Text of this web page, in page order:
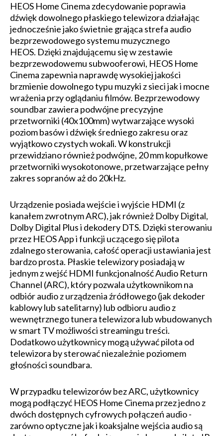
HEOS Home Cinema zdecydowanie poprawia
dźwięk dowolnego płaskiego telewizora działając
jednocześnie jako świetnie grająca strefa audio
bezprzewodowego systemu muzycznego
HEOS. Dzięki znajdującemu się w zestawie
bezprzewodowemu subwooferowi, HEOS Home
Cinema zapewnia naprawdę wysokiej jakości
brzmienie dowolnego typu muzyki z sieci jak i mocne
wrażenia przy oglądaniu filmów. Bezprzewodowy
soundbar zawiera podwójne precyzyjne
przetworniki (40x100mm) wytwarzające wysoki
poziom basów i dźwięk średniego zakresu oraz
wyjątkowo czystych wokali. W konstrukcji
przewidziano również podwójne, 20 mm kopułkowe
przetworniki wysokotonowe, przetwarzające pełny
zakres sopranów aż do 20kHz.
Urządzenie posiada wejście i wyjście HDMI (z
kanałem zwrotnym ARC), jak również Dolby Digital,
Dolby Digital Plus i dekodery DTS. Dzięki sterowaniu
przez HEOS App i funkcji uczącego się pilota
zdalnego sterowania, całość operacji ustawiania jest
bardzo prosta. Płaskie telewizory posiadają w
jednym z wejść HDMI funkcjonalność Audio Return
Channel (ARC), który pozwala użytkownikom na
odbiór audio z urządzenia źródłowego (jak dekoder
kablowy lub satelitarny) lub odbioru audio z
wewnętrznego tunera telewizora lub wbudowanych
w smart TV możliwości streamingu treści.
Dodatkowo użytkownicy mogą używać pilota od
telewizora by sterować niezależnie poziomem
głośności soundbara.
W przypadku telewizorów bez ARC, użytkownicy
mogą podłączyć HEOS Home Cinema przez jedno z
dwóch dostępnych cyfrowych połączeń audio -
zarówno optyczne jak i koaksjalne wejścia audio są